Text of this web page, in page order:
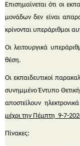
Επισημαίνεται ότι οι
μονάδων δεν είναι
κρίνονται υπεράριθμοι
Οι λειτουργικά
θέση.
Οι εκπαιδευτικοί
συνημμένο Έντυπο
αποστείλουν
μέχρι την Πέμπτη 9-7-
Πίνακες: